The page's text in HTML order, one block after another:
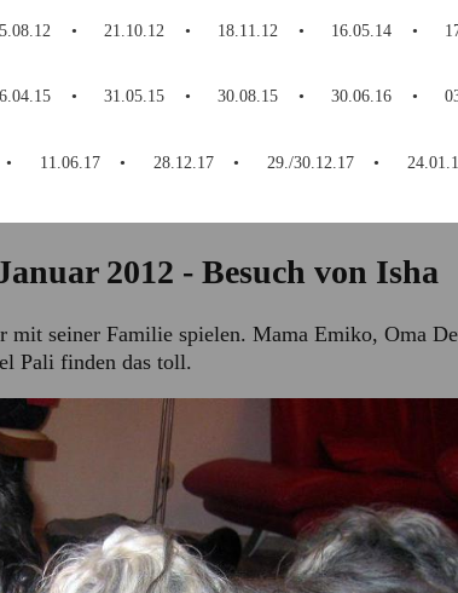
21.10.12 18.11.12 16.05.14
31.05.15 30.08.15 30.06.16
11.06.17 28.12.17 29./30.12.17
2012 - Besuch von Isha
mit seiner Familie spielen. Mama Emiko, Oma
Pali finden das toll.